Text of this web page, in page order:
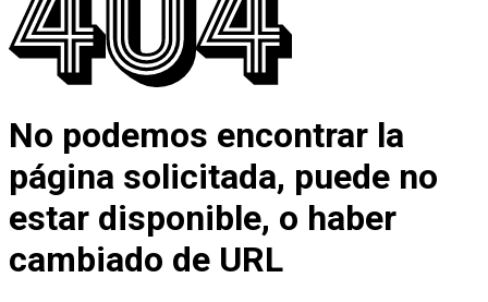
No podemos encontrar la
página solicitada, puede no
estar disponible, o haber
cambiado de URL